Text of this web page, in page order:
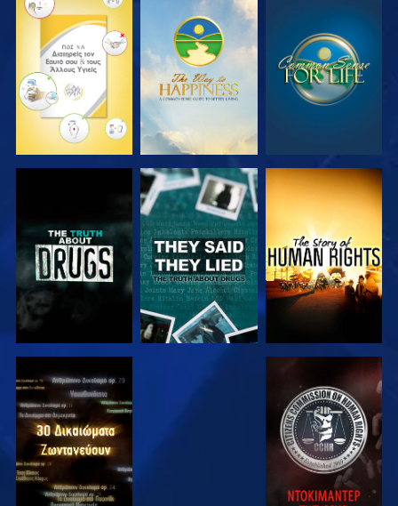
ΠΑΡΑΚΟΛΟΥΘΗΣΤΕ ΠΑΡΑΚΟΛΟΥΘΗΣΤΕ ΠΑΡΑΚΟΛΟΥΘΗΣΤΕ
ΠΑΡΑΚΟΛΟΥΘΗΣΤΕ ΠΑΡΑΚΟΛΟΥΘΗΣΤΕ ΠΑΡΑΚΟΛΟΥΘΗΣΤΕ
ΠΑΡΑΚΟΛΟΥΘΗΣΤΕ ΠΑΡΑΚΟΛΟΥΘΗΣΤΕ